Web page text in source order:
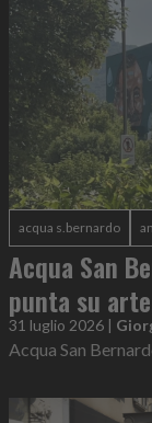
acqua s.bernardo
Acqua San
punta su
31 luglio 2026 |
Acqua San